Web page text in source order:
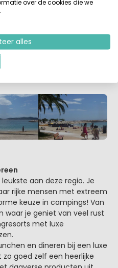
in het westelijke
die ze hier
van Frankrijk. Voor de
volop geproduceerd aan
aan deze regio. Je
rijke mensen met extreem
keuze in campings! Van
waar je geniet van veel rust
met luxe
en dineren bij een luxe
goed zelf een heerlijke
over de cookies die we
alles